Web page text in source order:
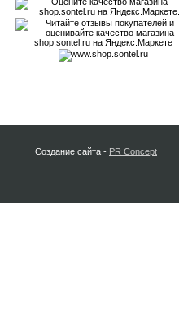
Создание сайта - PR Concept